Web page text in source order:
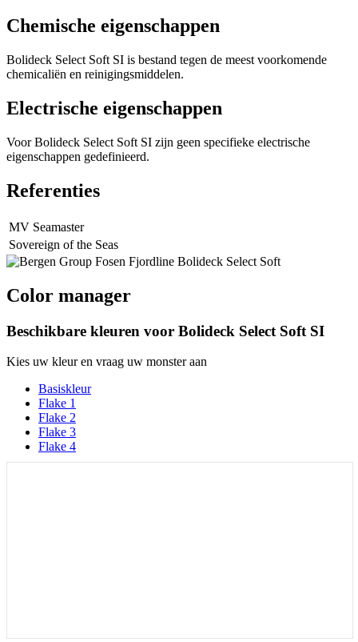
Chemische eigenschappen
Bolideck Select Soft SI is bestand tegen de meest voorkomende
chemicaliën en reinigingsmiddelen.
Electrische eigenschappen
Voor Bolideck Select Soft SI zijn geen specifieke electrische
eigenschappen gedefinieerd.
Referenties
MV Seamaster
Sovereign of the Seas
Color manager
Beschikbare kleuren voor Bolideck Select Soft SI
Kies uw kleur en vraag uw monster aan
Basiskleur
Flake 1
Flake 2
Flake 3
Flake 4